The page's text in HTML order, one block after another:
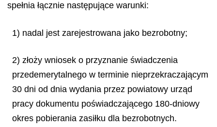
spełnia łącznie następujące warunki:
1) nadal jest zarejestrowana jako bezrobotny;
2) złoży wniosek o przyznanie świadczenia
przedemerytalnego w terminie nieprzekraczającym
30 dni od dnia wydania przez powiatowy urząd
pracy dokumentu poświadczającego 180-dniowy
okres pobierania zasiłku dla bezrobotnych.